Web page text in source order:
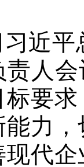
近
人
要
力
代